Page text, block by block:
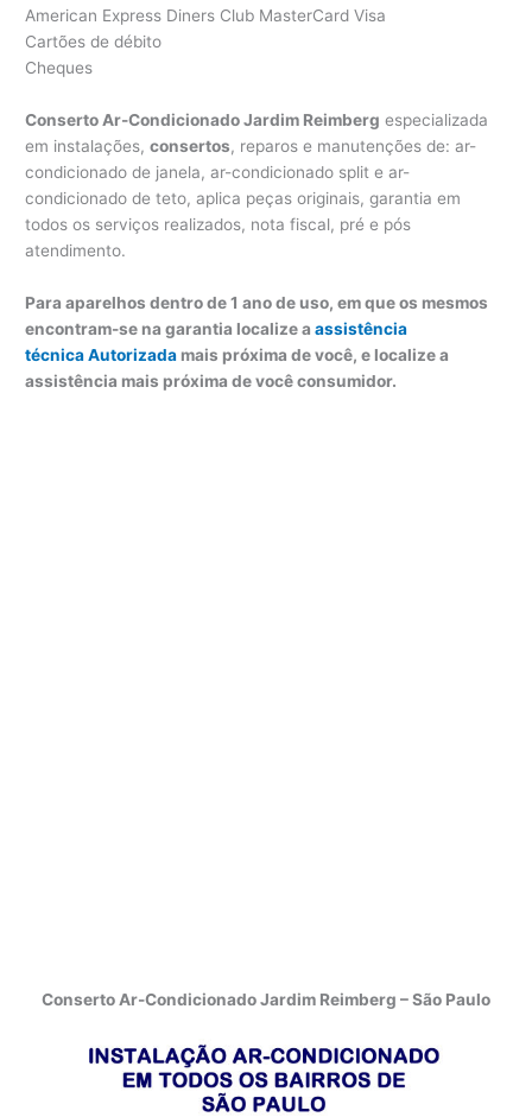
American Express Diners Club MasterCard Visa
Cartões de débito
Cheques
Conserto Ar-Condicionado Jardim Reimberg especializada
em instalações,consertos, reparos e manutenções de: ar-
condicionado de janela, ar-condicionado split e ar-
condicionado de teto, aplica peças originais, garantia em
todos os serviços realizados, nota fiscal, pré e pós
atendimento.
Para aparelhos dentro de 1 ano de uso, em que os mesmos
encontram-se na garantia localize aassistência
técnica Autorizada mais próxima de você, e localize a
assistência mais próxima de você consumidor.
Conserto Ar-Condicionado Jardim Reimberg – São Paulo